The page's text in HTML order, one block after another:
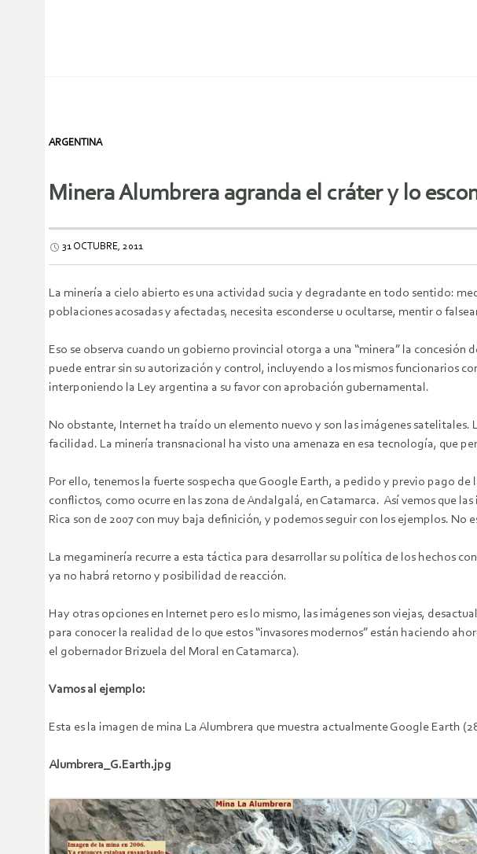
ARGENTINA
Minera Alumbrera agranda el cráter y lo
31 OCTUBRE, 2011
La minería a cielo abierto es una actividad sucia y degradante en todo sentido:
poblaciones acosadas y afectadas, necesita esconderse u ocultarse, mentir o
Eso se observa cuando un gobierno provincial otorga a una “minera” la
puede entrar sin su autorización y control, incluyendo a los mismos funcionarios
interponiendo la Ley argentina a su favor con aprobación gubernamental.
No obstante, Internet ha traído un elemento nuevo y son las imágenes
facilidad. La minería transnacional ha visto una amenaza en esa tecnología, que
Por ello, tenemos la fuerte sospecha que Google Earth, a pedido y previo pago
conflictos, como ocurre en las zona de Andalgalá, en Catamarca. Así vemos que
Rica son de 2007 con muy baja definición, y podemos seguir con los ejemplos. No
La megaminería recurre a esta táctica para desarrollar su política de los hechos
ya no habrá retorno y posibilidad de reacción.
Hay otras opciones en Internet pero es lo mismo, las imágenes son viejas,
para conocer la realidad de lo que estos “invasores modernos” están haciendo
el gobernador Brizuela del Moral en Catamarca).
Vamos al ejemplo:
Esta es la imagen de mina La Alumbrera que muestra actualmente Google Earth
Alumbrera_G.Earth.jpg